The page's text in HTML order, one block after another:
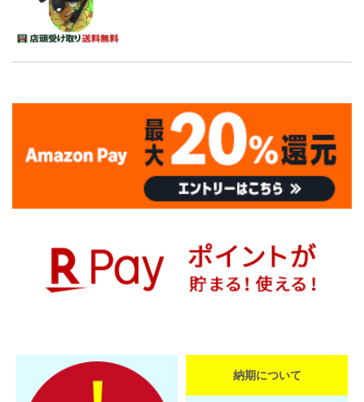
納期について